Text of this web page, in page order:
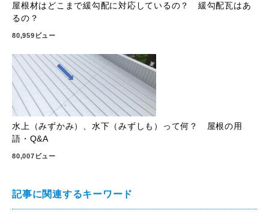
屋根材はどこまで緩勾配に対応しているの？ 緩勾配瓦はあ
るの？
80,959ビュー
水上（みずかみ）、水下（みずしも）って何？ 屋根の用
語・Q&A
80,007ビュー
記事に関連するキーワード